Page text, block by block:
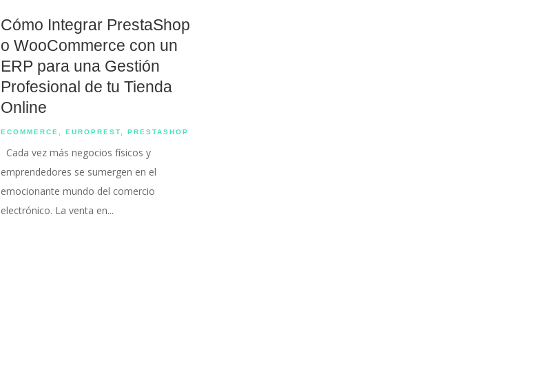
Cómo Integrar PrestaShop
o WooCommerce con un
ERP para una Gestión
Profesional de tu Tienda
Online
ECOMMERCE EUROPREST PRESTASHOP
Cada vez más negocios físicos y
emprendedores se sumergen en el
emocionante mundo del comercio
electrónico. La venta en...